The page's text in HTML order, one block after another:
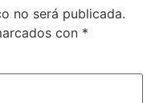
no será publicada.
con *